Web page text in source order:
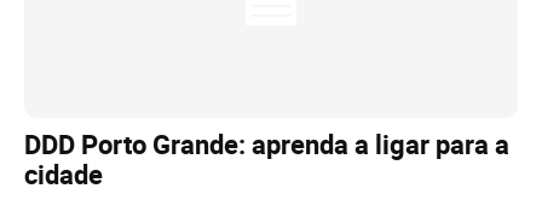
DDD Porto Grande: aprenda a ligar para a
cidade